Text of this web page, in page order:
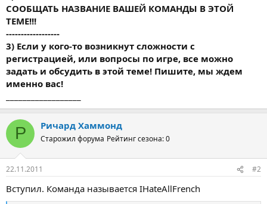
СООБЩАТЬ НАЗВАНИЕ ВАШЕЙ КОМАНДЫ В ЭТОЙ
ТЕМЕ!!!
------------------
3) Если у кого-то возникнут сложности с
регистрацией, или вопросы по игре, все можно
задать и обсудить в этой теме! Пишите, мы ждем
именно вас!
Р Ричард Хаммонд
Старожил форума Рейтинг сезона: 0
22.11.2011 #2
Вступил. Команда называется IHateAllFrench